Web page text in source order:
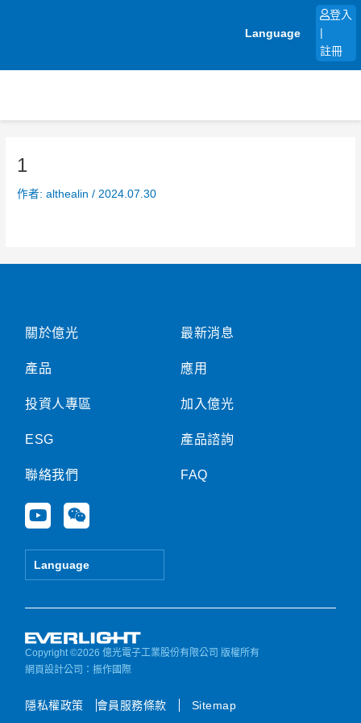
Language
登入
註冊
1
作者:althealin/ 2024.07.30
關於億光
產品
投資人專區
ESG
聯絡我們
Y
o
u
e
W
e
i
Language
最新消息
應用
加入億光
產品諮詢
FAQ
Copyright ©2026 億光電子工業股份有限公司 版權所有
網頁設計公司 ：振作國際
隱私權政策 會員服務條款 Sitemap